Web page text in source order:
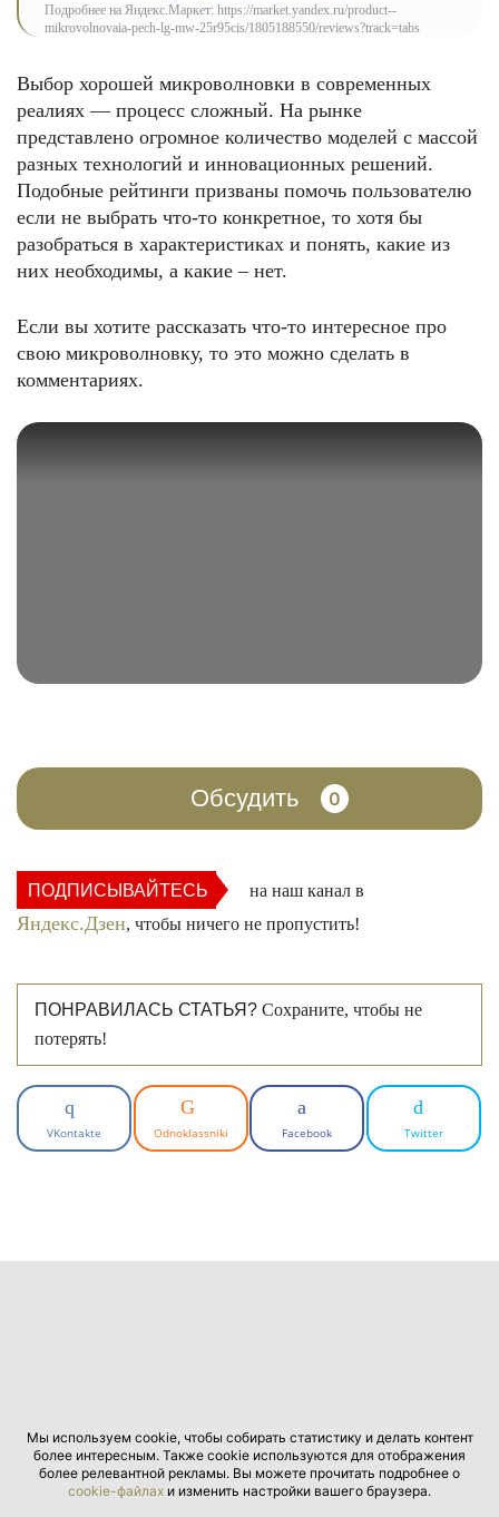
Подробнее на Яндекс.Маркет: https://market.yandex.ru/product--
mikrovolnovaia-pech-lg-mw-25r95cis/1805188550/reviews?track=tabs
Выбор хорошей микроволновки в современных
реалиях — процесс сложный. На рынке
представлено огромное количество моделей с массой
разных технологий и инновационных решений.
Подобные рейтинги призваны помочь пользователю
если не выбрать что-то конкретное, то хотя бы
разобраться в характеристиках и понять, какие из
них необходимы, а какие – нет.
Если вы хотите рассказать что-то интересное про
свою микроволновку, то это можно сделать в
комментариях.
Обсудить 0
ПОДПИСЫВАЙТЕСЬ на наш канал в
Яндекс.Дзен, чтобы ничего не пропустить!
ПОНРАВИЛАСЬ СТАТЬЯ? Сохраните, чтобы не
потерять!
VKontakte Odnoklassniki Facebook Twitter
Мы используем cookie, чтобы собирать статистику и делать контент
более интересным. Также cookie используются для отображения
более релевантной рекламы. Вы можете прочитать подробнее о
cookie-файлах и изменить настройки вашего браузера.